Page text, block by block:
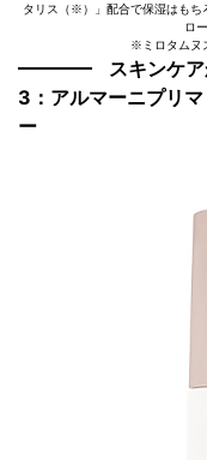
タリス（※）」配合で保湿はもち
ロ
※ミロタムヌ
スキンケ
3：アルマーニプリ
ー